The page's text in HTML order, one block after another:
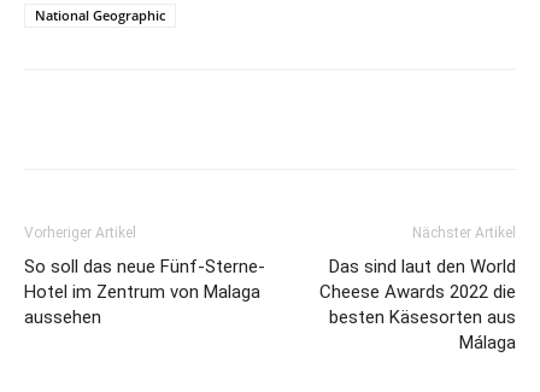
National Geographic
Vorheriger Artikel
So soll das neue Fünf-Sterne-
Hotel im Zentrum von Malaga
aussehen
Nächster Artikel
Das sind laut den World
Cheese Awards 2022 die
besten Käsesorten aus
Málaga